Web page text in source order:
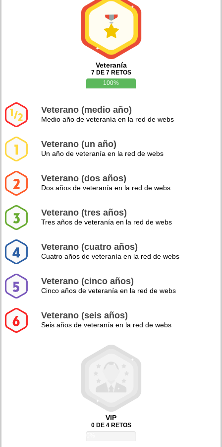
Veteranía
7 DE 7 RETOS
100%
Veterano (medio año)
Medio año de veteranía en la red de webs
Veterano (un año)
Un año de veteranía en la red de webs
Veterano (dos años)
Dos años de veteranía en la red de webs
Veterano (tres años)
Tres años de veteranía en la red de webs
Veterano (cuatro años)
Cuatro años de veteranía en la red de webs
Veterano (cinco años)
Cinco años de veteranía en la red de webs
Veterano (seis años)
Seis años de veteranía en la red de webs
VIP
0 DE 4 RETOS